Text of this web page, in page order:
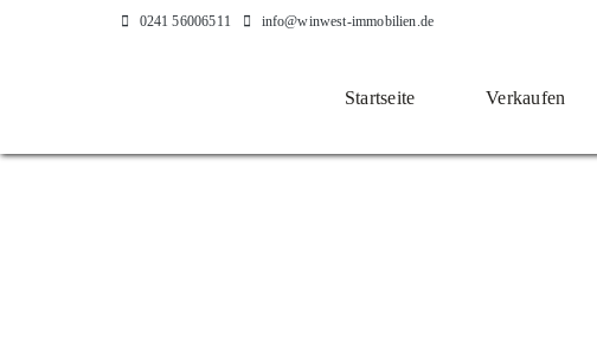
0241 56006511 info@winwest-immobilien.de
Startseite Verkaufen